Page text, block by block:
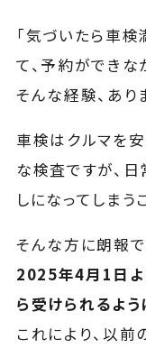
「気づいたら車
て、予約ができな
そんな経験、あり
車検はクルマを
な検査ですが、
しになってしま
そんな方に朗報で
2025年4月1日よ
ら受けられるよう
これにより、以